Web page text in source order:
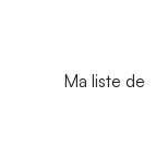
Ma liste de